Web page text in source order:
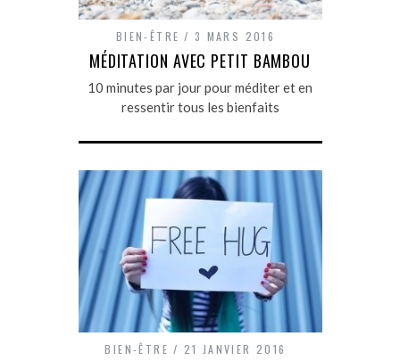
BIEN-ÊTRE 3 MARS 2016
MÉDITATION AVEC PETIT BAMBOU
10 minutes par jour pour méditer et en
ressentir tous les bienfaits
BIEN-ÊTRE 21 JANVIER 2016